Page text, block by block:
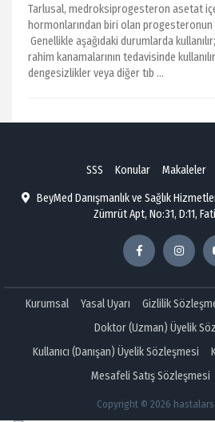
Tarlusal, medroksiprogesteron asetat
hormonlarından biri olan
Genellikle aşağıdaki durumlarda
rahim kanamalarının tedavisinde
dengesizlikler veya diğer tıb ...
SSS Konular Makaleler
BeyMed Danışmanlık ve Sağlık
Zümrüt Apt, No:31, D:11,
Kurumsal Yasal Uyarı Gizlilik
Doktor (Uzman) Üyelik
Kullanıcı (Danışan) Üyelik Sözleşmesi
Mesafeli Satış Sözleşmesi
Copyright © 2026